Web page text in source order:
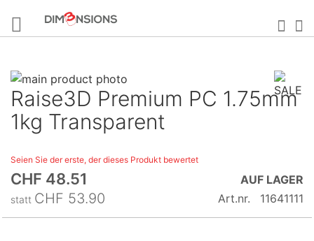
Inhalt
Raise3D Premium PC 1.75mm
1kg Transparent
Seien Sie der erste, der dieses Produkt bewertet
Sonderangebot
CHF 48.51
statt CHF 53.90
AUF LAGER
Art.nr.
11641111
Skip
to
the
end
the
images
gallery
Skip
to
the
of
the
images